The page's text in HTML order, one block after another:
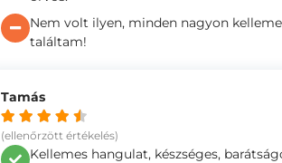
Nem volt ilyen, minden nagyon
találtam!
Tamás
(ellenőrzött értékelés)
Kellemes hangulat, készséges,